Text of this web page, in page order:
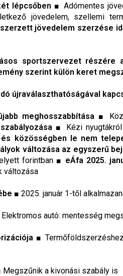
lépcsőben ■ Adómentes
jövedelem, szellemi
jövedelem szerzése
sportszervezet
szerint külön keret
újraválaszthatóságával
meghosszabbítása ■
■ Kézi nyugtákról
közösségben le nem
változása az egyszerű
forintban ■ eÁfa 2025.
változása
■ 2025. január 1-től
Elektromos autó: mentesség
■
Megszűnik a kivonási szabály is